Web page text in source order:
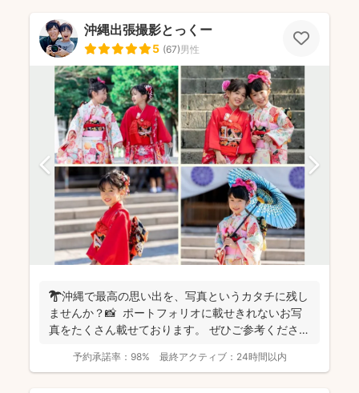
沖縄出張撮影とっくー
5 (67)男性
🌴沖縄で最高の思い出を、写真というカタチに残し
ませんか？📸 ポートフォリオに載せきれないお写
真をたくさん載せております。 ぜひご参考ください
予約承諾率： 98% 最終アクティブ： 24時間以内